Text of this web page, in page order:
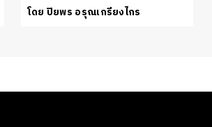
โดย ปิยพร อรุณเกรียงไกร